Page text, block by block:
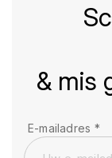
& mis
E-mailadres *